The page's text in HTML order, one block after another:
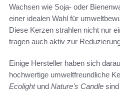
Wachsen wie Soja- oder
einer idealen Wahl für
Diese Kerzen strahlen nicht nur
tragen auch aktiv zur
Einige Hersteller haben sich
hochwertige umweltfreundliche
Ecolightund Nature’s Candle